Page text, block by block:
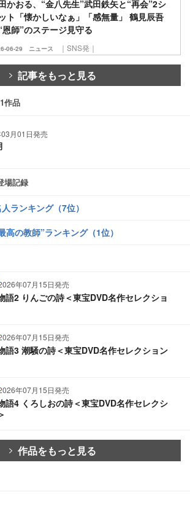
かおる、“金八先生”武田鉄矢と“再会”2シ
ト「懐かしいなぁ」「感無量」 鶴見辰吾
恩師”のステージ見守る
06-29 ニュース ｜SNS発｜
記事をもっと見る
作品
月01日発売
場記録
ランキング（7位）
高の教師”ランキング（1位）
年07月15日発売
語2 りんごの詩＜東宝DVD名作セレクショ
年07月15日発売
語3 潮騒の詩＜東宝DVD名作セレクション
年07月15日発売
語4 くろしおの詩＜東宝DVD名作セレクシ
作品をもっと見る